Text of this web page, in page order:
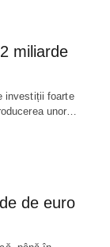
miliarde
investiții foarte
unor…
de euro